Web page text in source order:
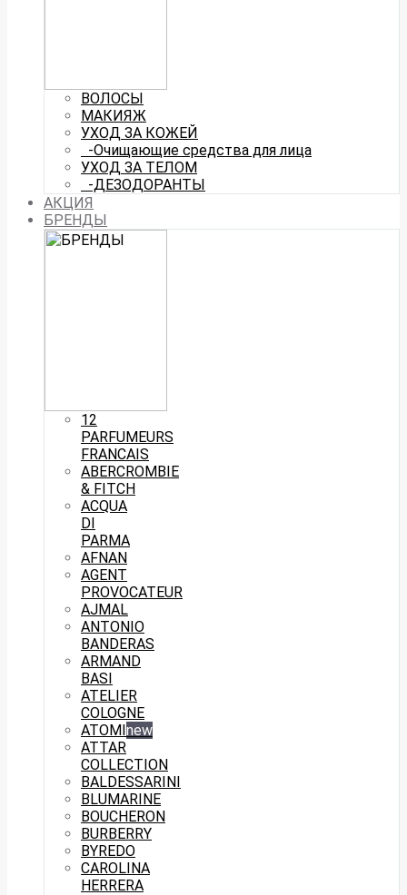
ВОЛОСЫ
МАКИЯЖ
УХОД ЗА КОЖЕЙ
-Очищающие средства для лица
УХОД ЗА ТЕЛОМ
-ДЕЗОДОРАНТЫ
АКЦИЯ
БРЕНДЫ
12
PARFUMEURS
FRANCAIS
ABERCROMBIE
& FITCH
ACQUA
DI
PARMA
AFNAN
AGENT
PROVOCATEUR
AJMAL
ANTONIO
BANDERAS
ARMAND
BASI
ATELIER
COLOGNE
ATOMI new
ATTAR
COLLECTION
BALDESSARINI
BLUMARINE
BOUCHERON
BURBERRY
BYREDO
CAROLINA
HERRERA